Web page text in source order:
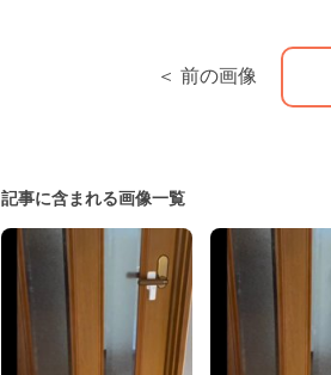
＜ 前の画像
記事に含まれる画像一覧